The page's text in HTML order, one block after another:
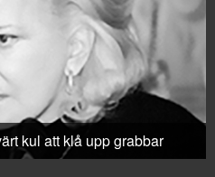
kul att klå upp grabbar